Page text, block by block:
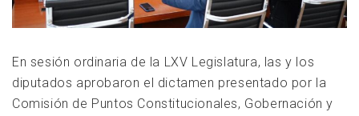
En sesión ordinaria de la LXV Legislatura, las y los
diputados aprobaron el dictamen presentado por la
Comisión de Puntos Constitucionales, Gobernación y